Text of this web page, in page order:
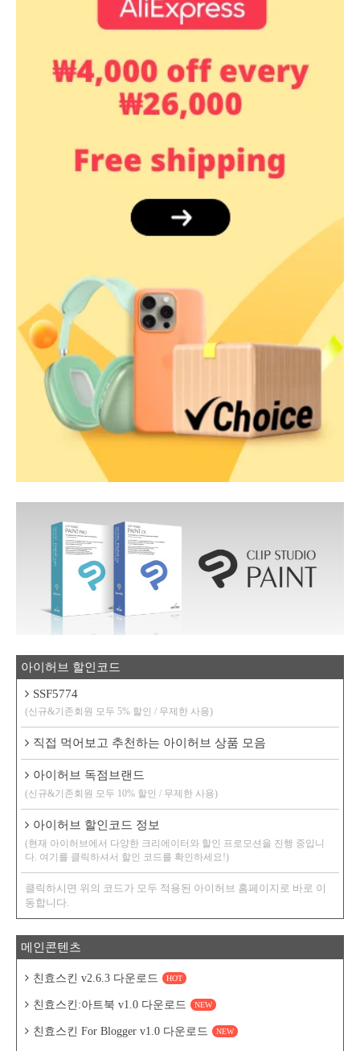
아이허브 할인코드
SSF5774
(신규&기존회원 모두 5% 할인 / 무제한 사용)
직접 먹어보고 추천하는 아이허브 상품 모음
아이허브 독점브랜드
(신규&기존회원 모두 10% 할인 / 무제한 사용)
아이허브 할인코드 정보
(현재 아이허브에서 다양한 크리에이터와 할인 프로모션을 진행 중입니
다. 여기를 클릭하셔서 할인 코드를 확인하세요!)
클릭하시면 위의 코드가 모두 적용된 아이허브 홈페이지로 바로 이
동합니다.
메인콘텐츠
친효스킨 v2.6.3 다운로드 HOT
친효스킨:아트북 v1.0 다운로드 NEW
친효스킨 For Blogger v1.0 다운로드 NEW